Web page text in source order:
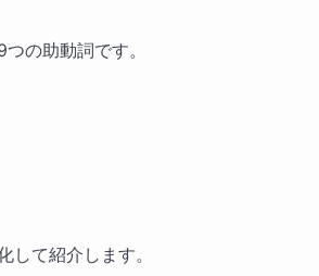
の助動詞です。
して紹介します。